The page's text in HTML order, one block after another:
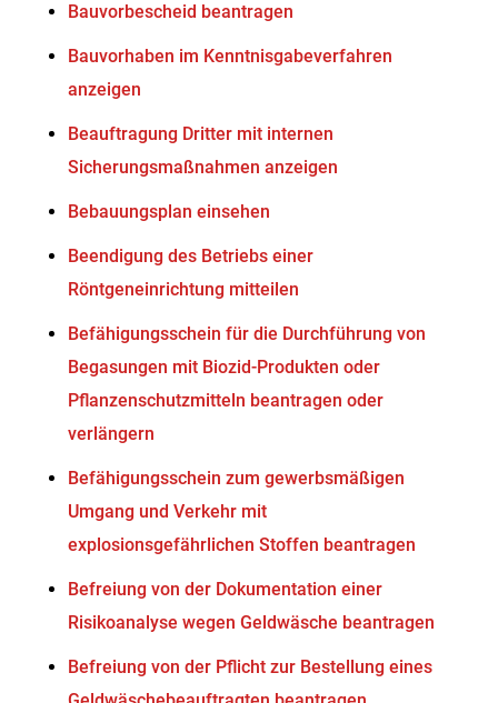
Bauvorbescheid beantragen
Bauvorhaben im Kenntnisgabeverfahren
anzeigen
Beauftragung Dritter mit internen
Sicherungsmaßnahmen anzeigen
Bebauungsplan einsehen
Beendigung des Betriebs einer
Röntgeneinrichtung mitteilen
Befähigungsschein für die Durchführung von
Begasungen mit Biozid-Produkten oder
Pflanzenschutzmitteln beantragen oder
verlängern
Befähigungsschein zum gewerbsmäßigen
Umgang und Verkehr mit
explosionsgefährlichen Stoffen beantragen
Befreiung von der Dokumentation einer
Risikoanalyse wegen Geldwäsche beantragen
Befreiung von der Pflicht zur Bestellung eines